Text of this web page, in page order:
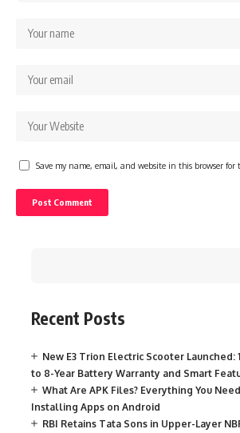
Save my name, email, and website in this browser for
Recent Posts
New E3 Trion Electric Scooter Launched:
to 8-Year Battery Warranty and Smart
What Are APK Files? Everything You
Installing Apps on Android
RBI Retains Tata Sons in Upper-Layer